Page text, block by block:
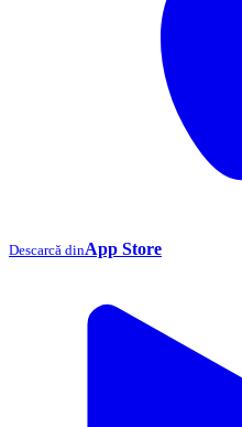
Descarcă dinApp Store